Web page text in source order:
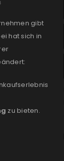
gibt
hat sich in
zu bieten.